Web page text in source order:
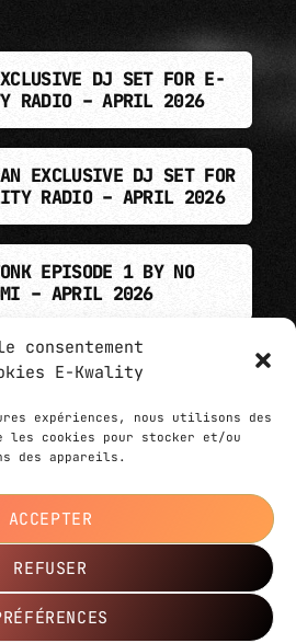
consentement
E-Kwality
expériences, nous utilisons des
les cookies pour stocker et/ou
des appareils.
ACCEPTER
REFUSER
DJ SET FOR E-
RADIO – APRIL 2026
EXCLUSIVE DJ SET FOR
RADIO – APRIL 2026
EPISODE 1 BY NO
– APRIL 2026
Music association - All
- Photos by
agency